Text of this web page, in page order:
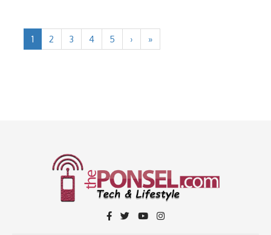
1 2 3 4 5 › »